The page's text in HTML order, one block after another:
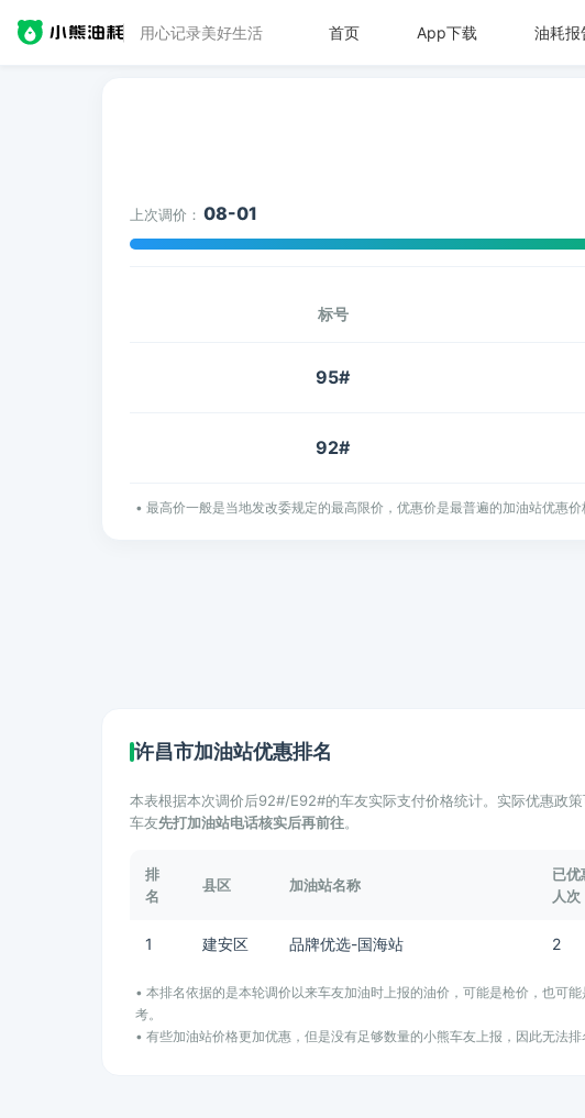
用心记录美好生活 首页 App下载 油耗报
上次调价： 08-01
标号
95#
92#
• 最高价一般是当地发改委规定的最高限价，优惠价是最普遍的加油站优惠
许昌市加油站优惠排名
本表根据本次调价后92#/E92#的车友实际支付价格统计。实际优惠政
车友先打加油站电话核实后再前往。
排
名
县区 加油站名称
已优
人次
1 建安区 品牌优选-国海站 2
• 本排名依据的是本轮调价以来车友加油时上报的油价，可能是枪价，也可
考。
• 有些加油站价格更加优惠，但是没有足够数量的小熊车友上报，因此无法排